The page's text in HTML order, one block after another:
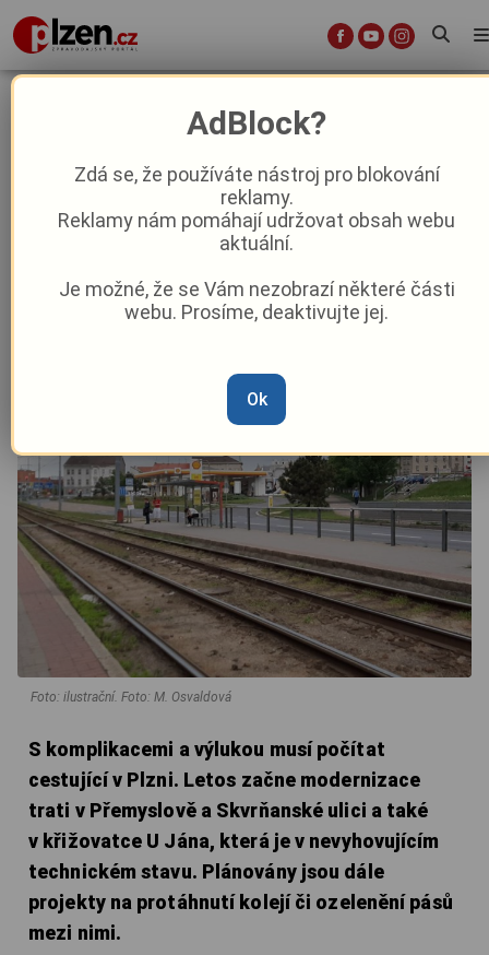
Komplikace pro cestující.
Tramvajovou trať ve Skvrňanské a
Přemyslově ulici i v křižovatce U
Jána čeká rekonstrukce
Marie Osvaldová– 28. 5. 2025| 13:28
Foto: ilustrační. Foto: M. Osvaldová
S komplikacemi a výlukou musí počítat
cestující v Plzni. Letos začne modernizace
trati v Přemyslově a Skvrňanské ulici a také
v křižovatce U Jána, která je v nevyhovujícím
technickém stavu. Plánovány jsou dále
projekty na protáhnutí kolejí či ozelenění pásů
mezi nimi.
AdBlock?
Zdá se, že používáte nástroj pro blokování
reklamy.
Reklamy nám pomáhají udržovat obsah webu
aktuální.
Je možné, že se Vám nezobrazí některé části
webu. Prosíme, deaktivujte jej.
Ok